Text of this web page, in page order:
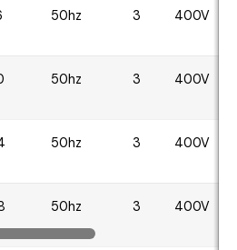
50hz 3 400V
50hz 3 400V
50hz 3 400V
50hz 3 400V